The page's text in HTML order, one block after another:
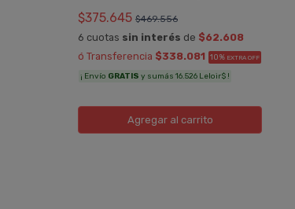
$375.645 $469.556
6 cuotas sin interés de $62.608
ó Transferencia $338.081 10% EXTRA OFF
¡ Envío GRATIS y sumás 16.526 Leloir$ !
Agregaral carrito